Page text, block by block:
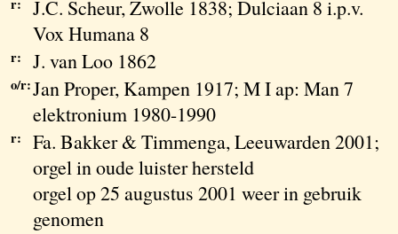
r:
J.C. Scheur, Zwolle 1838; Dulciaan 8 i.p.v.
Vox Humana 8
r: J. van Loo 1862
o/r:Jan Proper, Kampen 1917; M I ap: Man 7
elektronium 1980-1990
r:
Fa. Bakker & Timmenga, Leeuwarden 2001;
orgel in oude luister hersteld
orgel op 25 augustus 2001 weer in gebruik
genomen